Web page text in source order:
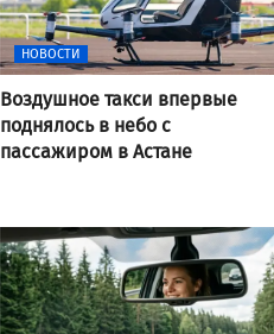
НОВОСТИ
Воздушное такси впервые
поднялось в небо с
пассажиром в Астане